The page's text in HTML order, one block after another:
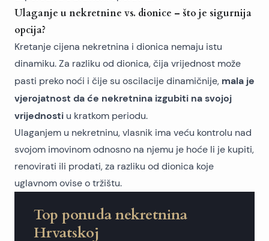
Ulaganje u nekretnine vs. dionice – što je sigurnija
opcija?
Kretanje cijena nekretnina i dionica nemaju istu
dinamiku. Za razliku od dionica, čija vrijednost može
pasti preko noći i čije su oscilacije dinamičnije, mala je
vjerojatnost da će nekretnina izgubiti na svojoj
vrijednosti u kratkom periodu.
Ulaganjem u nekretninu, vlasnik ima veću kontrolu nad
svojom imovinom odnosno na njemu je hoće li je kupiti,
renovirati ili prodati, za razliku od dionica koje
uglavnom ovise o tržištu.
Top ponuda nekretnina
Hrvatskoj